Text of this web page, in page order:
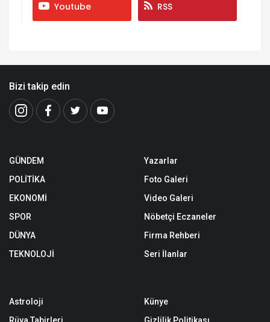
Youtube RSS
Bizi takip edin
GÜNDEM
POLİTİKA
EKONOMİ
SPOR
DÜNYA
TEKNOLOJİ
Yazarlar
Foto Galeri
Video Galeri
Nöbetçi Eczaneler
Firma Rehberi
Seri İlanlar
Astroloji
Rüya Tabirleri
Künye
Gizlilik Politikası